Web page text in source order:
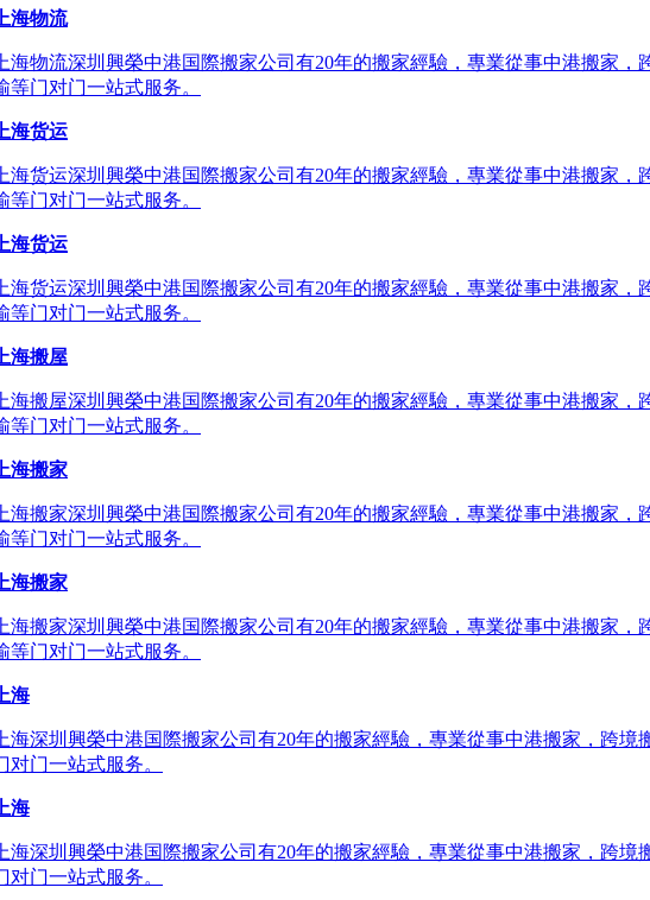
海物流
物流深圳興榮中港国際搬家公司有20年的搬家經驗，專業從事中港搬家
门对门一站式服务。
海货运
货运深圳興榮中港国際搬家公司有20年的搬家經驗，專業從事中港搬家
门对门一站式服务。
海货运
货运深圳興榮中港国際搬家公司有20年的搬家經驗，專業從事中港搬家
门对门一站式服务。
海搬屋
搬屋深圳興榮中港国際搬家公司有20年的搬家經驗，專業從事中港搬家
门对门一站式服务。
海搬家
搬家深圳興榮中港国際搬家公司有20年的搬家經驗，專業從事中港搬家
门对门一站式服务。
海搬家
搬家深圳興榮中港国際搬家公司有20年的搬家經驗，專業從事中港搬家
门对门一站式服务。
海
海深圳興榮中港国際搬家公司有20年的搬家經驗，專業從事中港搬家，跨
门一站式服务。
海
海深圳興榮中港国際搬家公司有20年的搬家經驗，專業從事中港搬家，跨
门一站式服务。